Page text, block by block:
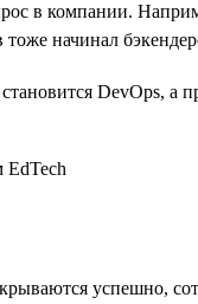
в компании.
начинал
DevOps,
успешно,